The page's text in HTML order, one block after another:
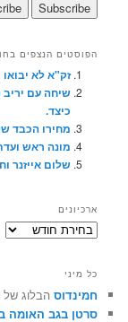
הפוסטים הנצפים
זק"א לא יבואו
שיחה עם יריב
כיצד.
מחירו הכבד
מונה ראש
שלום אייזנר
ארכיונים
ארכיונים
כל מיני
חמינדוס הבלוג
סרטן בגב האומה